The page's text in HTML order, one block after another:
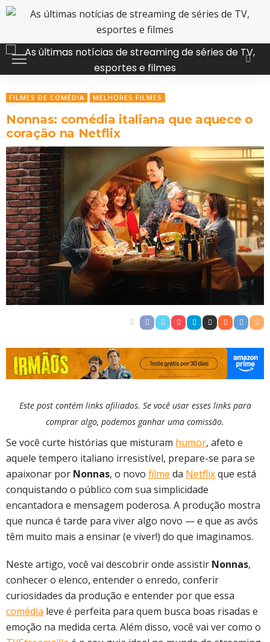
FILMES DE COMÉDIA MELHORES FILMES
Nonnas: comédia italiana que aquece o
coração na Netflix
Este post contém links afiliados. Se você usar esses links para
comprar algo, podemos ganhar uma comissão.
Se você curte histórias que misturam humor, afeto e
aquele tempero italiano irresistível, prepare-se para se
apaixonar por Nonnas, o novo filme da Netflixque está
conquistando o público com sua simplicidade
encantadora e mensagem poderosa. A produção mostra
que nunca é tarde para viver algo novo — e que as avós
têm muito mais a ensinar (e viver!) do que imaginamos.
Neste artigo, você vai descobrir onde assistir Nonnas,
conhecer o elenco, entender o enredo, conferir
curiosidades da produção e entender por que essa
comédia leve é perfeita para quem busca boas risadas e
emoção na medida certa. Além disso, você vai ver como o